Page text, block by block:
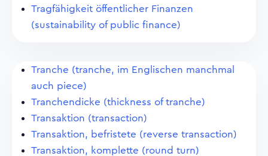
Tragfähigkeit öffentlicher Finanzen
(sustainability of public finance)
Tranche (tranche, im Englischen manchmal
auch piece)
Tranchendicke (thickness of tranche)
Transaktion (transaction)
Transaktion, befristete (reverse transaction)
Transaktion, komplette (round turn)